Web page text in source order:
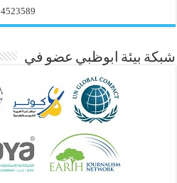
4523589
شبكة بيئة ابوظبي عضو في